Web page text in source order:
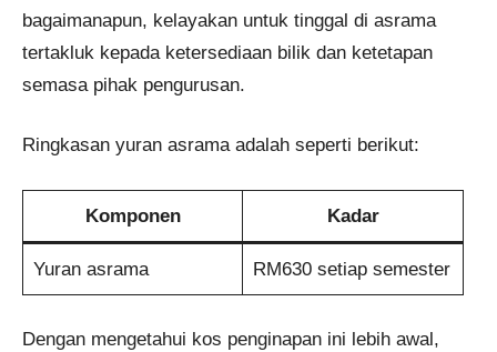
bagaimanapun, kelayakan untuk tinggal di asrama
tertakluk kepada ketersediaan bilik dan ketetapan
semasa pihak pengurusan.
Ringkasan yuran asrama adalah seperti berikut:
Komponen Kadar
Yuran asrama RM630 setiap semester
Dengan mengetahui kos penginapan ini lebih awal,